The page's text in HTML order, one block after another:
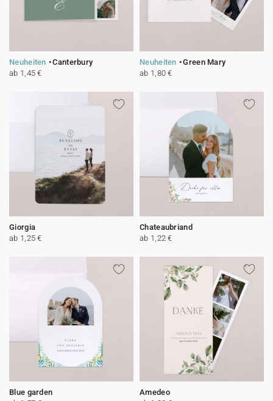
Neuheiten
Canterbury
ab 1,45 €
Neuheiten
Green Mary
ab 1,80 €
Giorgia
ab 1,25 €
Chateaubriand
ab 1,22 €
Blue garden
Amedeo